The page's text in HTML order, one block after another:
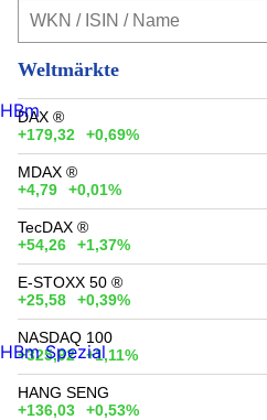
Weltmärkte
DAX ®
+179,32
+0,69%
MDAX ®
+4,79
+0,01%
TecDAX ®
+54,26
+1,37%
E-STOXX 50 ®
+25,58
+0,39%
NASDAQ 100
+325,92
+1,11%
HANG SENG
+136,03
+0,53%
HBm
HBm Spezial